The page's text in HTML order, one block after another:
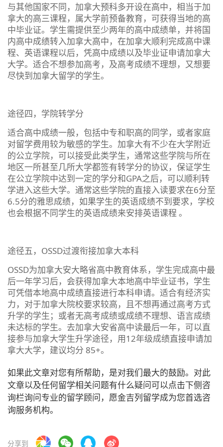
与其他国家不同，加拿大预科多开设在高中，相当于加
拿大的高三课程，属大学前预备教育，可获得当地的高
中毕业证。学生需提供至少两年的高中成绩单，并将国
内高中成绩转入加拿大高中，在加拿大顺利完成高中课
程、英语课程以后，凭高中成绩以及毕业证申请加拿大
大学。适合不想参加高考，及高考成绩不理想，又想要
尽快到加拿大留学的学生。
途径四，学院转学分
适合高中成绩一般，包括中专和职高的同学，或者家庭
对留学费用较为敏感的学生。加拿大有不少在大学附近
的公立学院，可以接受此类学生，通常这些学院与所在
地区一所甚至几所大学都签有转学分的协议，保证学生
在公立学院中达到一定的学分和GPA之后，可以顺利转
学进入这些大学。通常这些学院的直接入读要求在6分至
6.5分的雅思成绩，如果学生的英语成绩不到要求，学校
也会根据不同学生的英语成绩来安排英语课程 。
途径五，OSSD过渡衔接加拿大本科
OSSD为加拿大安大略省高中教育体系，学生完成高中最
后一年学习后，会获得加拿大本地高中毕业证书，学生
可凭借本地高中成绩直接进行本科申请。适合有经济实
力，对于加拿大院校要求较高，且不想再通过高考方式
升学的学生；或者无高考成绩或成绩不理想、语言成绩
未达标的学生。去加拿大安省高中读最后一年，可以直
接参与加拿大学生升学途径，用12年级成绩直接申请加
拿大大学，建议均分 85+。
如果此文章对您有所帮助，是对我们最大的鼓励。对此
文章以及任何留学相关问题有什么疑问可以点击下侧咨
询栏询问专业的留学顾问，愿金吉列留学成为您首选咨
询服务机构。
分享到